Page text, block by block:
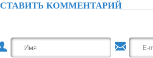
КОММЕНТАРИЙ